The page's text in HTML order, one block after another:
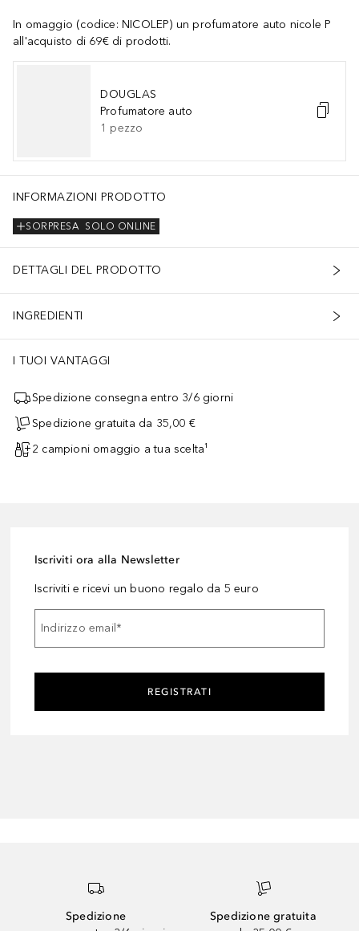
In omaggio (codice: NICOLEP) un profumatore auto nicole P
all'acquisto di 69€ di prodotti.
DOUGLAS
Profumatore auto
1 pezzo
INFORMAZIONI PRODOTTO
SOLO ONLINE
SORPRESA
DETTAGLI DEL PRODOTTO
INGREDIENTI
I TUOI VANTAGGI
Spedizione consegna entro 3/6 giorni
Spedizione gratuita da 35,00 €
2 campioni omaggio a tua scelta¹
Iscriviti ora alla Newsletter
Iscriviti e ricevi un buono regalo da 5 euro
Indirizzo email*
REGISTRATI
Spedizione
Spedizione gratuita